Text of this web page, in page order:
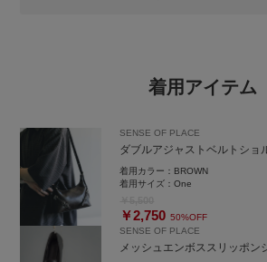
着用アイテム
SENSE OF PLACE
ダブルアジャストベルトショ
着用カラー： BROWN
着用サイズ：One
￥2,750 50%OFF
SENSE OF PLACE
メッシュエンボススリッポン